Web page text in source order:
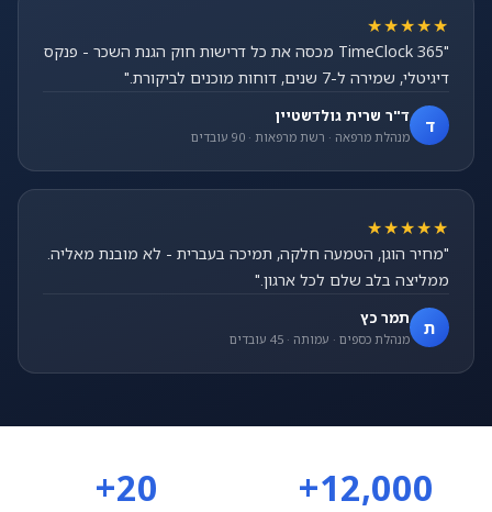
★★★★★
"TimeClock 365 מכסה את כל דרישות חוק הגנת השכר - פנקס
דיגיטלי, שמירה ל-7 שנים, דוחות מוכנים לביקורת."
ד ד"ר שרית גולדשטיין
מנהלת מרפאה · רשת מרפאות · 90 עובדים
★★★★★
"מחיר הוגן, הטמעה חלקה, תמיכה בעברית - לא מובנת מאליה.
ממליצה בלב שלם לכל ארגון."
ת תמר כץ
מנהלת כספים · עמותה · 45 עובדים
12,000+
20+